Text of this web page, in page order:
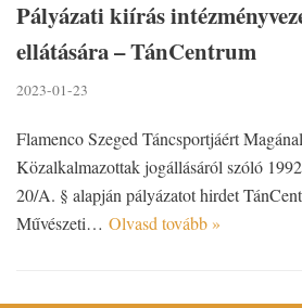
Pályázati kiírás
ellátására – TánCentrum
2023-01-23
Flamenco Szeged Táncsportjáért
Közalkalmazottak jogállásáról szóló
20/A. § alapján pályázatot hirdet
Művészeti… Olvasd tovább »